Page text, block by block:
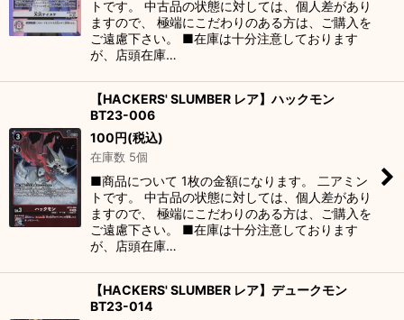
トです。 中古品の状態に対しては、個人差があり
ますので、 極端にこだわりのある方は、ご購入を
ご遠慮下さい。 ■在庫は十分注意しております
が、店頭在庫…
【HACKERS' SLUMBER レア】ハックモン
BT23-006
100円(税込)
在庫数 5個
■商品について 1枚の金額になります。 二アミン
トです。 中古品の状態に対しては、個人差があり
ますので、 極端にこだわりのある方は、ご購入を
ご遠慮下さい。 ■在庫は十分注意しております
が、店頭在庫…
【HACKERS' SLUMBER レア】デュークモン
BT23-014